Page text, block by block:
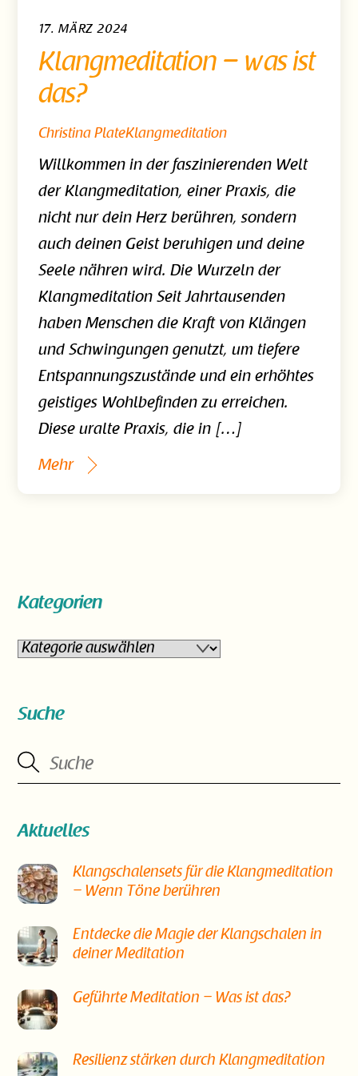
17. MÄRZ 2024
Klangmeditation – was ist
das?
Christina PlateKlangmeditation
Willkommen in der faszinierenden Welt
der Klangmeditation, einer Praxis, die
nicht nur dein Herz berühren, sondern
auch deinen Geist beruhigen und deine
Seele nähren wird. Die Wurzeln der
Klangmeditation Seit Jahrtausenden
haben Menschen die Kraft von Klängen
und Schwingungen genutzt, um tiefere
Entspannungszustände und ein erhöhtes
geistiges Wohlbefinden zu erreichen.
Diese uralte Praxis, die in […]
Mehr
Kategorien
Kategorien
Suche
Aktuelles
Klangschalensets für die Klangmeditation
– Wenn Töne berühren
Entdecke die Magie der Klangschalen in
deiner Meditation
Geführte Meditation – Was ist das?
Resilienz stärken durch Klangmeditation